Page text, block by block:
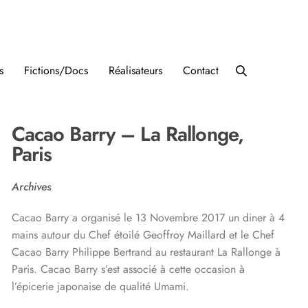
Fictions/Docs Réalisateurs Contact
Cacao Barry – La Rallonge,
Paris
Archives
Cacao Barry a organisé le 13 Novembre 2017 un diner à 4
mains autour du Chef étoilé Geoffroy Maillard et le Chef
Cacao Barry Philippe Bertrand au restaurant La Rallonge à
Paris. Cacao Barry s’est associé à cette occasion à
l’épicerie japonaise de qualité Umami.